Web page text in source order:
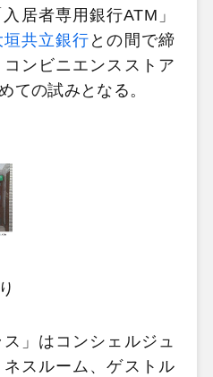
居者専用銀行ATM」
垣共立銀行 との間で締
ンビニエンスストア
ての試みとなる。
」はコンシェルジュ
スルーム、ゲストル